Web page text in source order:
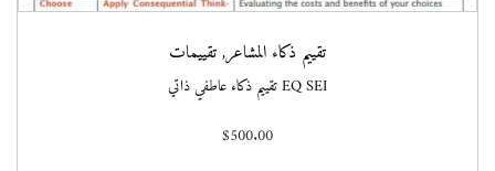
تقييم ذكاء المشاعر,تقييمات
EQ SEI تقييم ذكاء عاطفي ذاتي
$500.00